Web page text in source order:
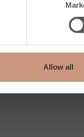
Allow all